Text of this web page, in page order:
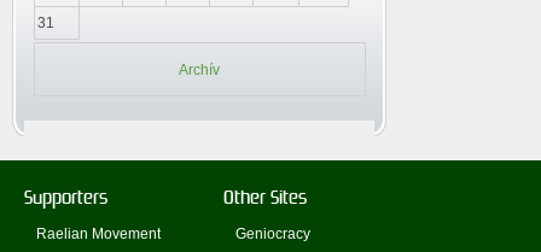
31
Archív
Supporters
Raelian Movement
Other Sites
Geniocracy